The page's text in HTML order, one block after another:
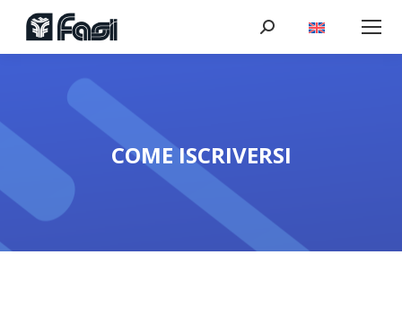
Cerca:
COME ISCRIVERSI
Tu sei qui: